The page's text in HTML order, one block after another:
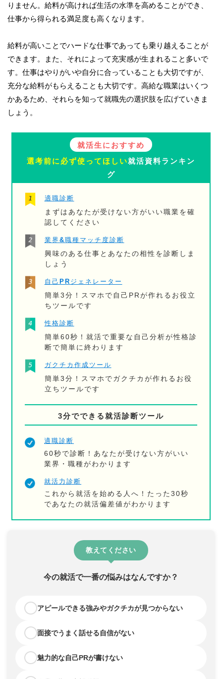
りません。給料が高ければ生活の水準を高めることができ、
仕事から得られる満足度も高くなります。
給料が高いことでハードな仕事であっても乗り越えることが
できます。また、それによって充実感が生まれること多いで
す。仕事はやりがいや自分に合っていることも大切ですが、
充分な給料がもらえることも大切です。高給な職業はいくつ
かあるため、それらを知って就職先の選択肢を広げていきま
しょう。
就活生におすすめ
選考前に必ず使ってほしい就活資料ランキン
グ
適職診断
まずはあなたが受けない方がいい職業を確
認してください
業界&職種マッチ度診断
興味のある仕事とあなたの相性を診断しま
しょう
自己PRジェネレーター
簡単3分！スマホで自己PRが作れるお役立
ちツールです
性格診断
簡単60秒！就活で重要な自己分析が性格診
断で簡単に終わります
ガクチカ作成ツール
簡単3分！スマホでガクチカが作れるお役
立ちツールです
3分でできる就活診断ツール
適職診断
60秒で診断！あなたが受けない方がいい
業界・職種がわかります
就活力診断
これから就活を始める人へ！たった30秒
であなたの就活偏差値がわかります